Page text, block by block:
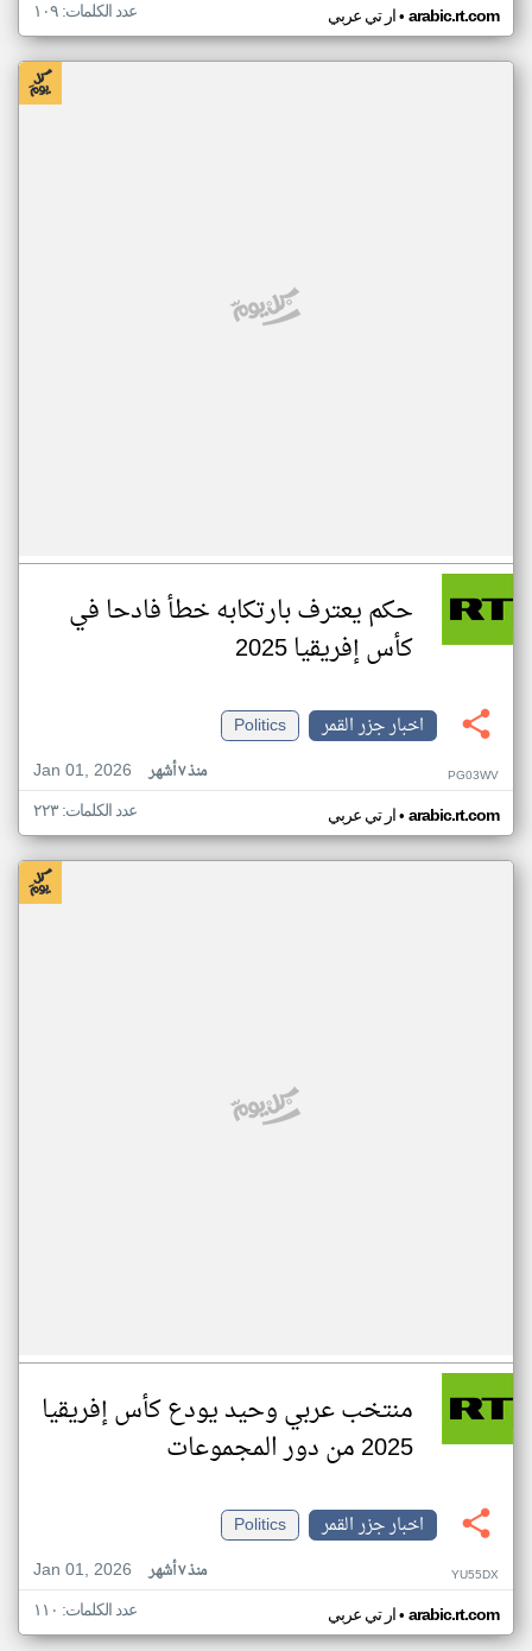
ار تي عربي• arabic.rt.com عدد الكلمات: ١٠٩
حكم يعترف بارتكابه خطأ فادحا في
كأس إفريقيا 2025
اخبار جزر القمر
Politics
Jan 01, 2026
منذ ٧ أشهر PG03WV
ار تي عربي• arabic.rt.com عدد الكلمات: ٢٢٣
منتخب عربي وحيد يودع كأس إفريقيا
2025 من دور المجموعات
اخبار جزر القمر
Politics
Jan 01, 2026
منذ ٧ أشهر YU55DX
ار تي عربي• arabic.rt.com عدد الكلمات: ١١٠